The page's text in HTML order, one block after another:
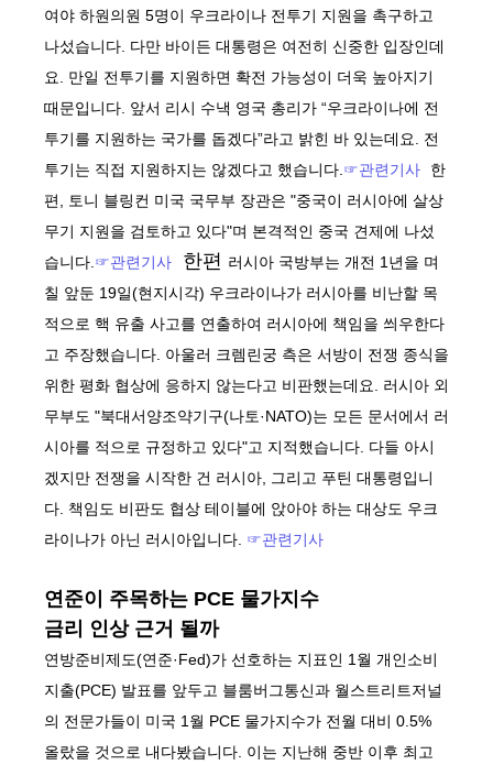
여야 하원의원 5명이 우크라이나 전투기 지원을 촉구하고
나섰습니다. 다만 바이든 대통령은 여전히 신중한 입장인데
요. 만일 전투기를 지원하면 확전 가능성이 더욱 높아지기
때문입니다. 앞서 리시 수낵 영국 총리가 “우크라이나에 전
투기를 지원하는 국가를 돕겠다”라고 밝힌 바 있는데요. 전
투기는 직접 지원하지는 않겠다고 했습니다. ☞관련기사
한
편, 토니 블링컨 미국 국무부 장관은 "중국이 러시아에 살상
무기 지원을 검토하고 있다"며 본격적인 중국 견제에 나섰
습니다. ☞관련기사 한편 러시아 국방부는 개전 1년을 며
칠 앞둔 19일(현지시각) 우크라이나가 러시아를 비난할 목
적으로 핵 유출 사고를 연출하여 러시아에 책임을 씌우한다
고 주장했습니다. 아울러 크렘린궁 측은 서방이 전쟁 종식을
위한 평화 협상에 응하지 않는다고 비판했는데요. 러시아 외
무부도 "북대서양조약기구(나토·NATO)는 모든 문서에서 러
시아를 적으로 규정하고 있다"고 지적했습니다. 다들 아시
겠지만 전쟁을 시작한 건 러시아, 그리고 푸틴 대통령입니
다. 책임도 비판도 협상 테이블에 앉아야 하는 대상도 우크
라이나가 아닌 러시아입니다. ☞관련기사
연준이 주목하는 PCE 물가지수
금리 인상 근거 될까
연방준비제도(연준·Fed)가 선호하는 지표인 1월 개인소비
지출(PCE) 발표를 앞두고 블룸버그통신과 월스트리트저널
의 전문가들이 미국 1월 PCE 물가지수가 전월 대비 0.5%
올랐을 것으로 내다봤습니다. 이는 지난해 중반 이후 최고